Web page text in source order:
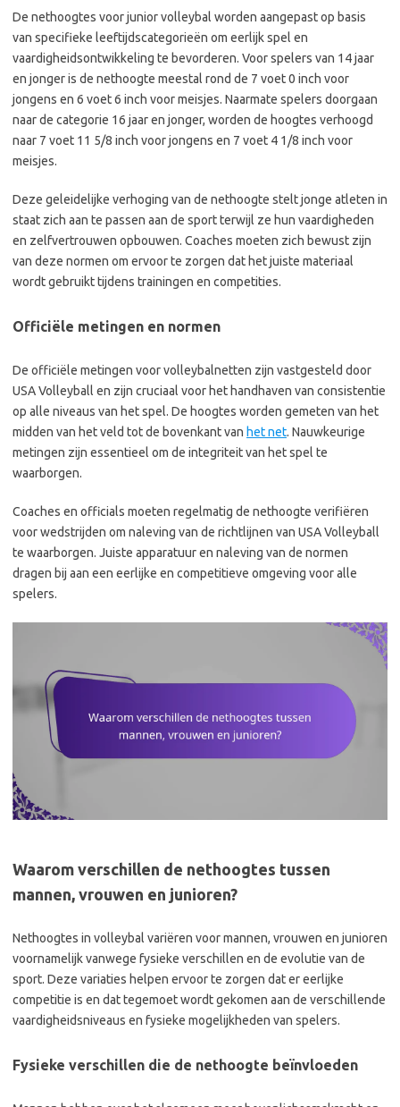
De nethoogtes voor junior volleybal worden aangepast op basis
van specifieke leeftijdscategorieën om eerlijk spel en
vaardigheidsontwikkeling te bevorderen. Voor spelers van 14 jaar
en jonger is de nethoogte meestal rond de 7 voet 0 inch voor
jongens en 6 voet 6 inch voor meisjes. Naarmate spelers doorgaan
naar de categorie 16 jaar en jonger, worden de hoogtes verhoogd
naar 7 voet 11 5/8 inch voor jongens en 7 voet 4 1/8 inch voor
meisjes.
Deze geleidelijke verhoging van de nethoogte stelt jonge atleten in
staat zich aan te passen aan de sport terwijl ze hun vaardigheden
en zelfvertrouwen opbouwen. Coaches moeten zich bewust zijn
van deze normen om ervoor te zorgen dat het juiste materiaal
wordt gebruikt tijdens trainingen en competities.
Officiële metingen en normen
De officiële metingen voor volleybalnetten zijn vastgesteld door
USA Volleyball en zijn cruciaal voor het handhaven van consistentie
op alle niveaus van het spel. De hoogtes worden gemeten van het
midden van het veld tot de bovenkant van het net. Nauwkeurige
metingen zijn essentieel om de integriteit van het spel te
waarborgen.
Coaches en officials moeten regelmatig de nethoogte verifiëren
voor wedstrijden om naleving van de richtlijnen van USA Volleyball
te waarborgen. Juiste apparatuur en naleving van de normen
dragen bij aan een eerlijke en competitieve omgeving voor alle
spelers.
Waarom verschillen de nethoogtes tussen
mannen, vrouwen en junioren?
Nethoogtes in volleybal variëren voor mannen, vrouwen en junioren
voornamelijk vanwege fysieke verschillen en de evolutie van de
sport. Deze variaties helpen ervoor te zorgen dat er eerlijke
competitie is en dat tegemoet wordt gekomen aan de verschillende
vaardigheidsniveaus en fysieke mogelijkheden van spelers.
Fysieke verschillen die de nethoogte beïnvloeden